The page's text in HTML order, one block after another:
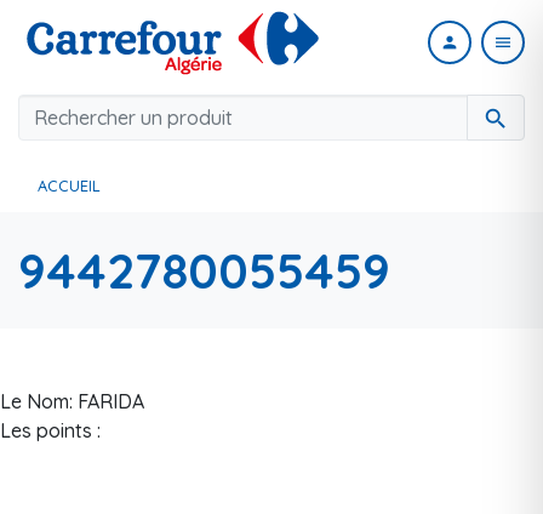
search
person menu
ACCUEIL
9442780055459
Le Nom: FARIDA
Les points :